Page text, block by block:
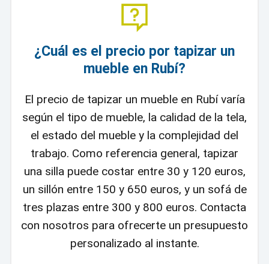
¿Cuál es el precio por tapizar un
mueble en Rubí?
El precio de tapizar un mueble en Rubí varía
según el tipo de mueble, la calidad de la tela,
el estado del mueble y la complejidad del
trabajo. Como referencia general, tapizar
una silla puede costar entre 30 y 120 euros,
un sillón entre 150 y 650 euros, y un sofá de
tres plazas entre 300 y 800 euros. Contacta
con nosotros para ofrecerte un presupuesto
personalizado al instante.